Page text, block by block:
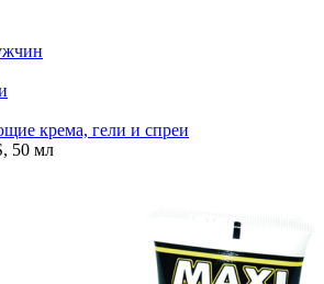
крема, гели и спреи
50 мл